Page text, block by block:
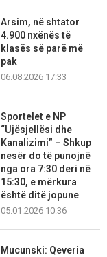
Arsim, në shtator
4.900 nxënës të
klasës së parë më
pak
06.08.2026 17:33
Sportelet e NP
“Ujësjellësi dhe
Kanalizimi” – Shkup
nesër do të punojnë
nga ora 7:30 deri në
15:30, e mërkura
është ditë jopune
05.01.2026 10:36
Mucunski: Qeveria